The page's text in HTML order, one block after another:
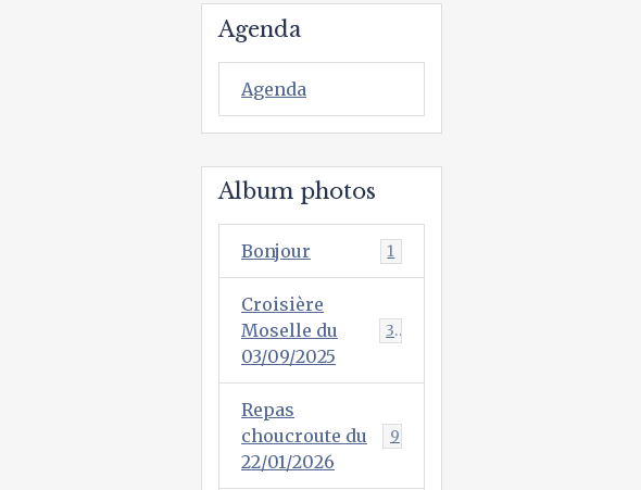
Agenda
Agenda
Album photos
Bonjour 1
Croisière
Moselle du
03/09/2025
38
Repas
choucroute du
22/01/2026